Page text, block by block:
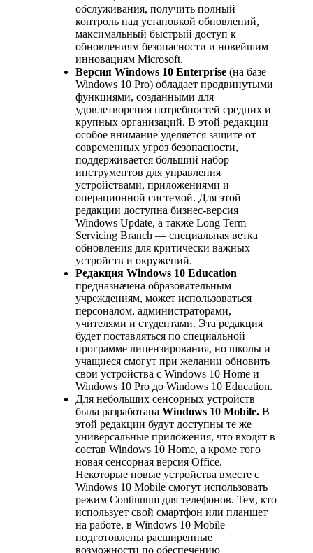
обслуживания, получить полный
контроль над установкой обновлений,
максимальный быстрый доступ к
обновлениям безопасности и новейшим
инновациям Microsoft.
Версия Windows 10 Enterprise (на базе
Windows 10 Pro) обладает продвинутыми
функциями, созданными для
удовлетворения потребностей средних и
крупных организаций. В этой редакции
особое внимание уделяется защите от
современных угроз безопасности,
поддерживается больший набор
инструментов для управления
устройствами, приложениями и
операционной системой. Для этой
редакции доступна бизнес-версия
Windows Update, а также Long Term
Servicing Branch — специальная ветка
обновления для критически важных
устройств и окружений.
Редакция Windows 10 Education
предназначена образовательным
учреждениям, может использоваться
персоналом, администраторами,
учителями и студентами. Эта редакция
будет поставляться по специальной
программе лицензирования, но школы и
учащиеся смогут при желании обновить
свои устройства с Windows 10 Home и
Windows 10 Pro до Windows 10 Education.
Для небольших сенсорных устройств
была разработана Windows 10 Mobile. В
этой редакции будут доступны те же
универсальные приложения, что входят в
состав Windows 10 Home, а кроме того
новая сенсорная версия Office.
Некоторые новые устройства вместе с
Windows 10 Mobile смогут использовать
режим Continuum для телефонов. Тем, кто
использует свой смартфон или планшет
на работе, в Windows 10 Mobile
подготовлены расширенные
возможности по обеспечению